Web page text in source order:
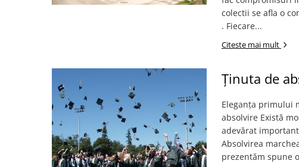
colectii se afla o
. Fiecare...
Citeste mai mult
Ținuta de
Eleganța primului
absolvire Există
adevărat
Absolvirea
prezentăm spune